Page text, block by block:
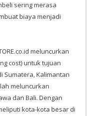
sering merasa
biaya menjadi
meluncurkan
cost) untuk tujuan
Sumatera, Kalimantan
meluncurkan
dan Bali. Dengan
kota-kota besar di